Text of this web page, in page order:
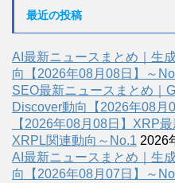
最近の投稿
AI最新ニュースまとめ｜生
向【2026年08月08日】～
SEO最新ニュースまとめ｜
Discover動向【2026年08月
【2026年08月08日】XRP
XRPL関連動向～No.1 2026
AI最新ニュースまとめ｜生
向【2026年08月07日】～